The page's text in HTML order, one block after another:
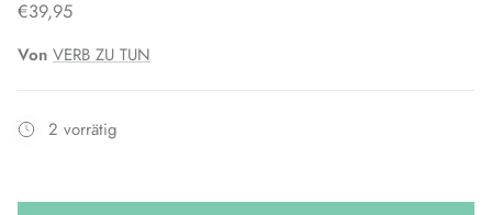
€39,95
Von VERB ZU TUN
2 vorrätig